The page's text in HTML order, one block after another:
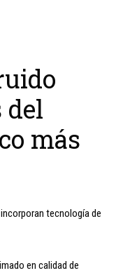
del
más
tecnología de
en calidad de